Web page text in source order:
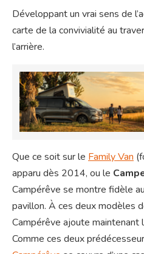
Développant un vrai sens de
carte de la convivialité au
l’arrière.
Que ce soit sur le Family Van
apparu dès 2014, ou le
Campérêve se montre fidèle
pavillon. À ces deux modèles
Campérêve ajoute maintenant
Comme ces deux